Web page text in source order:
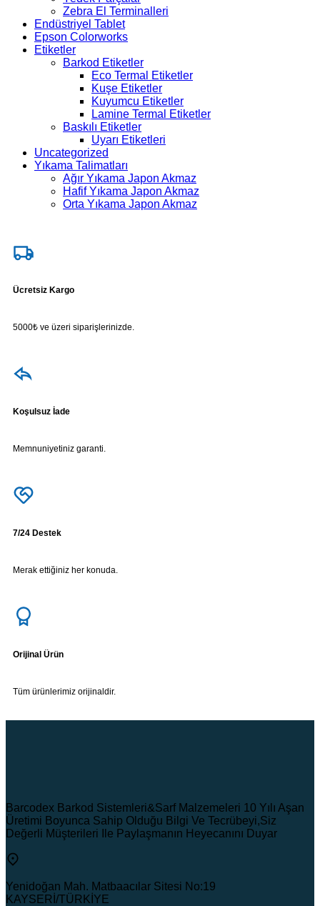
Zebra El Terminalleri
Endüstriyel Tablet
Epson Colorworks
Etiketler
Barkod Etiketler
Eco Termal Etiketler
Kuşe Etiketler
Kuyumcu Etiketler
Lamine Termal Etiketler
Baskılı Etiketler
Uyarı Etiketleri
Uncategorized
Yıkama Talimatları
Ağır Yıkama Japon Akmaz
Hafif Yıkama Japon Akmaz
Orta Yıkama Japon Akmaz
Ücretsiz Kargo
5000₺ ve üzeri siparişlerinizde.
Koşulsuz İade
Memnuniyetiniz garanti.
7/24 Destek
Merak ettiğiniz her konuda.
Orijinal Ürün
Tüm ürünlerimiz orijinaldir.
Barcodex Barkod Sistemleri&Sarf Malzemeleri 10 Yılı Aşan
Üretimi Boyunca Sahip Olduğu Bilgi Ve Tecrübeyi,Siz
Değerli Müşterileri Ile Paylaşmanın Heyecanını Duyar
Yenidoğan Mah. Matbaacılar Sitesi No:19
KAYSERİ/TÜRKİYE